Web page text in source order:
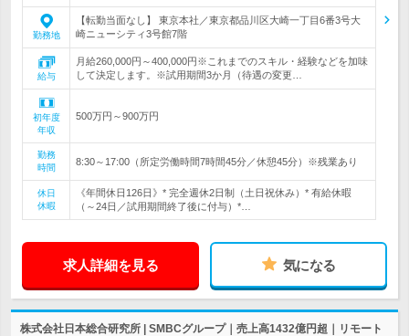
勤務地
【転勤当面なし】 東京本社／東京都品川区大崎一丁目6番3号大
崎ニューシティ3号館7階
給与
月給260,000円～400,000円※これまでのスキル・経験などを加味
して決定します。※試用期間3か月（待遇の変更…
初年度
年収
500万円～900万円
勤務
時間
8:30～17:00（所定労働時間7時間45分／休憩45分）※残業あり
休日
休暇
《年間休日126日》* 完全週休2日制（土日祝休み）* 有給休暇
（～24日／試用期間終了後に付与）*…
求人詳細を見る 気になる
株式会社日本総合研究所 | SMBCグループ｜売上高1432億円超｜リモート